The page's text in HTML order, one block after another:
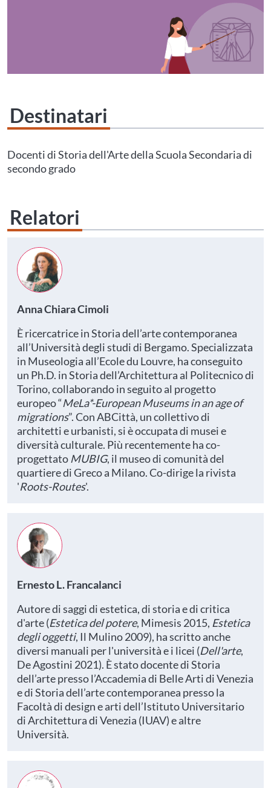
Destinatari
tuo profilo personale
Prima di procedere all'iscrizione aggiorna le tue scuole in
Area Personale
Docenti di Storia dell'Arte della Scuola Secondaria di
secondo grado
Relatori
Anna Chiara Cimoli
È ricercatrice in Storia dell’arte contemporanea
all’Università degli studi di Bergamo. Specializzata
in Museologia all’Ecole du Louvre, ha conseguito
un Ph.D. in Storia dell’Architettura al Politecnico di
Torino, collaborando in seguito al progetto
europeo “MeLa*-European Museums in an age of
migrations”. Con ABCittà, un collettivo di
architetti e urbanisti, si è occupata di musei e
diversità culturale. Più recentemente ha co-
progettato MUBIG, il museo di comunità del
quartiere di Greco a Milano. Co-dirige la rivista
'Roots-Routes'.
Ernesto L. Francalanci
Autore di saggi di estetica, di storia e di critica
d'arte (Estetica del potere, Mimesis 2015, Estetica
degli oggetti, Il Mulino 2009), ha scritto anche
diversi manuali per l'università e i licei (Dell'arte,
De Agostini 2021). È stato docente di Storia
dell’arte presso l’Accademia di Belle Arti di Venezia
e di Storia dell’arte contemporanea presso la
Facoltà di design e arti dell’Istituto Universitario
di Architettura di Venezia (IUAV) e altre
Università.